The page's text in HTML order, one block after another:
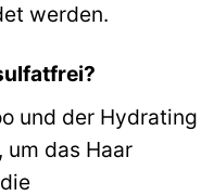
werden.
und der Hydrating
das Haar